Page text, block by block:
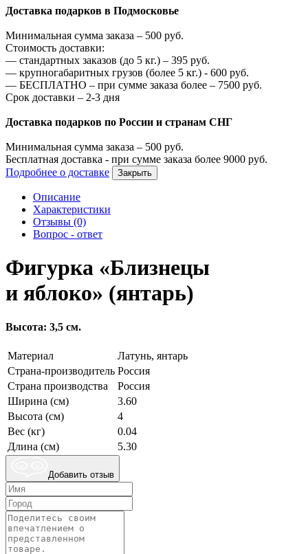
Доставка подарков в Подмосковье
Минимальная сумма заказа – 500 руб.
Стоимость доставки:
— стандартных заказов (до 5 кг.) – 395 руб.
— крупногабаритных грузов (более 5 кг.) - 600 руб.
— БЕСПЛАТНО – при сумме заказа более – 7500 руб.
Срок доставки – 2-3 дня
Доставка подарков по России и странам СНГ
Минимальная сумма заказа – 500 руб.
Бесплатная доставка - при сумме заказа более 9000 руб.
Подробнее о доставке
Закрыть
Описание
Характеристики
Отзывы (0)
Вопрос - ответ
Фигурка «Близнецы
и яблоко» (янтарь)
Высота: 3,5 см.
Материал
Латунь, янтарь
Страна-производитель Россия
Страна производства
Россия
Ширина (см)
3.60
Высота (см)
4
Вес (кг)
0.04
Длина (см)
5.30
Добавить отзыв